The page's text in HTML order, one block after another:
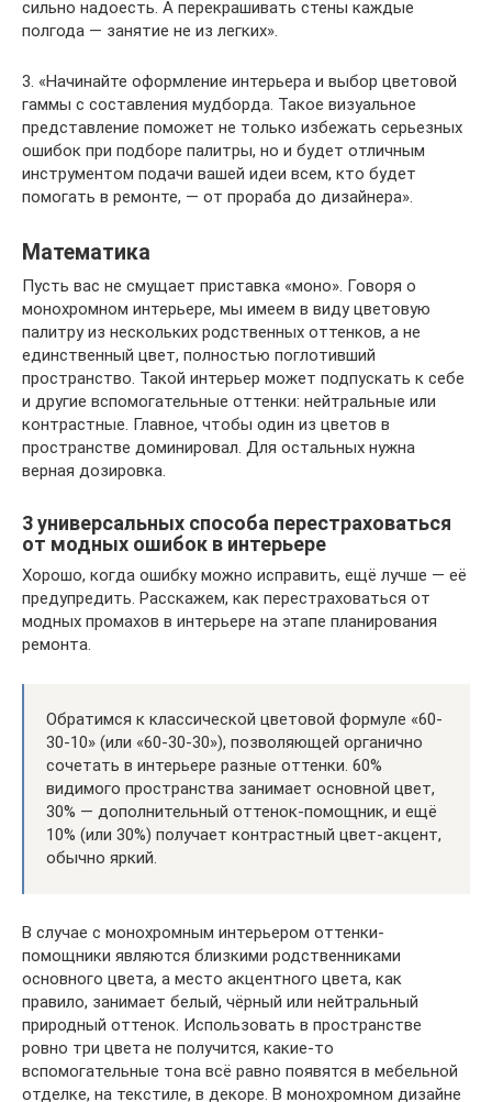
сильно надоесть. А перекрашивать стены каждые
полгода — занятие не из легких».
3. «Начинайте оформление интерьера и выбор цветовой
гаммы с составления мудборда. Такое визуальное
представление поможет не только избежать серьезных
ошибок при подборе палитры, но и будет отличным
инструментом подачи вашей идеи всем, кто будет
помогать в ремонте, — от прораба до дизайнера».
Математика
Пусть вас не смущает приставка «моно». Говоря о
монохромном интерьере, мы имеем в виду цветовую
палитру из нескольких родственных оттенков, а не
единственный цвет, полностью поглотивший
пространство. Такой интерьер может подпускать к себе
и другие вспомогательные оттенки: нейтральные или
контрастные. Главное, чтобы один из цветов в
пространстве доминировал. Для остальных нужна
верная дозировка.
3 универсальных способа перестраховаться
от модных ошибок в интерьере
Хорошо, когда ошибку можно исправить, ещё лучше — её
предупредить. Расскажем, как перестраховаться от
модных промахов в интерьере на этапе планирования
ремонта.
Обратимся к классической цветовой формуле «60-
30-10» (или «60-30-30»), позволяющей органично
сочетать в интерьере разные оттенки. 60%
видимого пространства занимает основной цвет,
30% — дополнительный оттенок-помощник, и ещё
10% (или 30%) получает контрастный цвет-акцент,
обычно яркий.
В случае с монохромным интерьером оттенки-
помощники являются близкими родственниками
основного цвета, а место акцентного цвета, как
правило, занимает белый, чёрный или нейтральный
природный оттенок. Использовать в пространстве
ровно три цвета не получится, какие-то
вспомогательные тона всё равно появятся в мебельной
отделке, на текстиле, в декоре. В монохромном дизайне